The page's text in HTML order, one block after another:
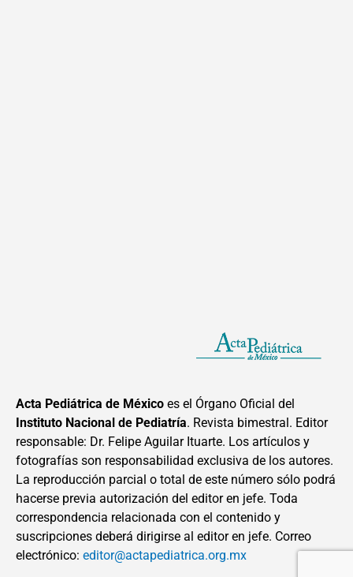
Acta Pediátrica de México es el Órgano Oficial del
Instituto Nacional de Pediatría. Revista bimestral. Editor
responsable: Dr. Felipe Aguilar Ituarte. Los artículos y
fotografías son responsabilidad exclusiva de los autores.
La reproducción parcial o total de este número sólo podrá
hacerse previa autorización del editor en jefe. Toda
correspondencia relacionada con el contenido y
suscripciones deberá dirigirse al editor en jefe. Correo
electrónico: editor@actapediatrica.org.mx